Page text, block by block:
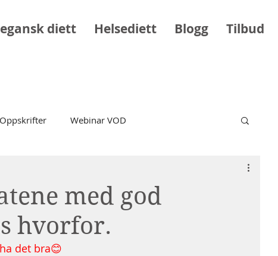
diett Helsediett Blogg Tilbud
Oppskrifter Webinar VOD
med god
hvorfor.
det bra😊